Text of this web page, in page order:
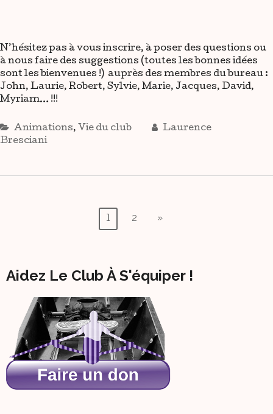
N’hésitez pas à vous inscrire, à poser des questions ou
à nous faire des suggestions (toutes les bonnes idées
sont les bienvenues !) auprès des membres du bureau :
John, Laurie, Robert, Sylvie, Marie, Jacques, David,
Myriam… !!!
Animations, Vie du club
Laurence
Bresciani
Pagination
Publications
1 2 »
Aidez Le Club À S'équiper !